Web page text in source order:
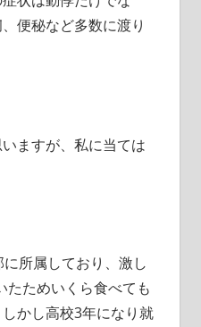
便秘など多数に渡り
ますが、私に当ては
所属しており、激し
たためいくら食べても
かし高校3年になり就